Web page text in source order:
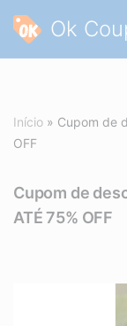
Pular
Ok
Início » Cupom de
OFF
Cupom de
ATÉ 75% OFF